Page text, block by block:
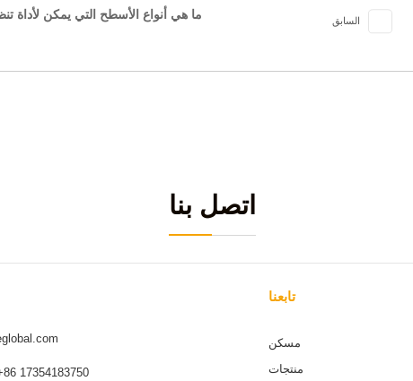
ما هي أنواع الأسطح التي يمكن لأداة
السابق
اتصل بنا
17354183750
تابعنا
مسكن
منتجات